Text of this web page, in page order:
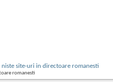
niste site-uri in directoare romanesti
romanesti